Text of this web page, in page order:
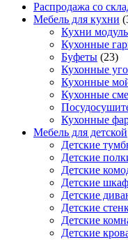
Распродажа со
Мебель для кухни
Кухни
Кухонные
Буфеты (23)
Кухонные
Кухонные
Кухонные
Кухонные
Мебель для детской
Детские
Детские
Детские
Детские
Детские
Детские
Детские
Детские